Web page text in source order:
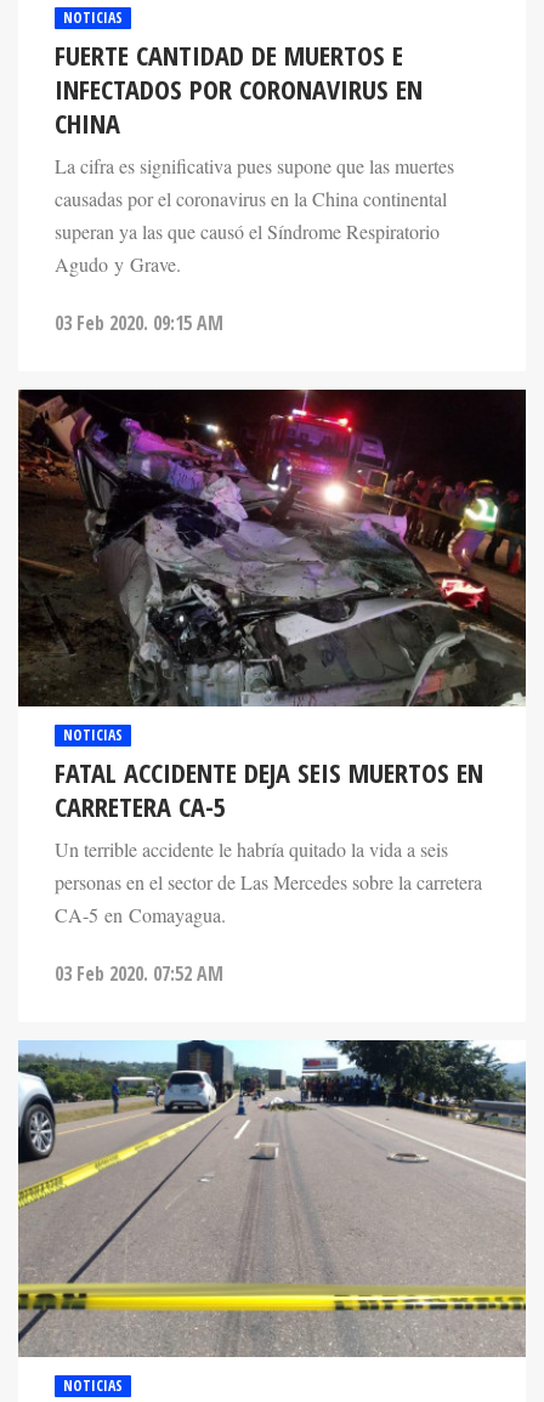
NOTICIAS
FUERTE CANTIDAD DE MUERTOS E
INFECTADOS POR CORONAVIRUS EN
CHINA
La cifra es significativa pues supone que las muertes
causadas por el coronavirus en la China continental
superan ya las que causó el Síndrome Respiratorio
Agudo y Grave.
03 Feb 2020. 09:15 AM
NOTICIAS
FATAL ACCIDENTE DEJA SEIS MUERTOS EN
CARRETERA CA-5
Un terrible accidente le habría quitado la vida a seis
personas en el sector de Las Mercedes sobre la carretera
CA-5 en Comayagua.
03 Feb 2020. 07:52 AM
NOTICIAS